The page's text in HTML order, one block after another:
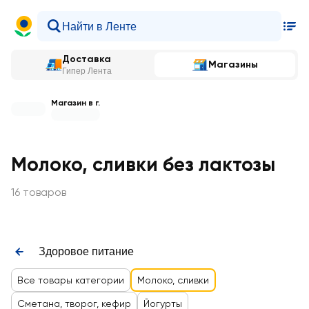
Доставка
Гипер Лента
Магазины
Магазин в г.
Молоко, сливки без лактозы
16 товаров
Здоровое питание
Все товары категории Молоко, сливки
Сметана, творог, кефир Йогурты